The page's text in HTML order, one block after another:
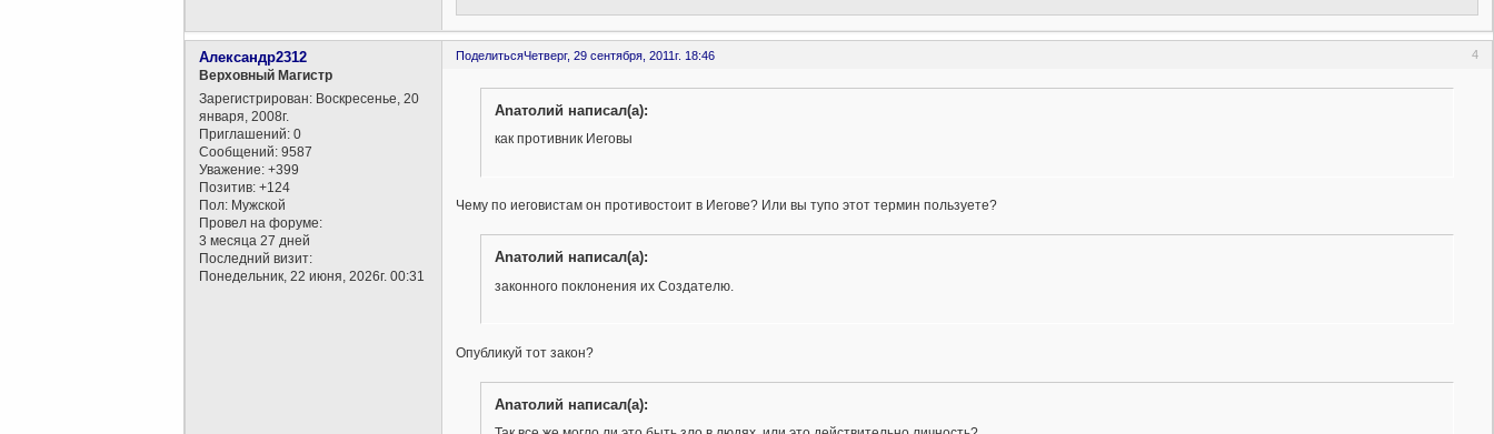
Поделиться 4
Четверг, 29 сентября, 2011г. 18:46
Александр2312
Верховный Магистр
Зарегистрирован: Воскресенье, 20
января, 2008г.
Приглашений: 0
Сообщений: 9587
Уважение: +399
Позитив: +124
Пол: Мужской
Провел на форуме:
3 месяца 27 дней
Последний визит:
Понедельник, 22 июня, 2026г. 00:31
Anaтолий написал(а):
как противник Иеговы
Чему по иеговистам он противостоит в Иегове? Или вы тупо этот термин пользуете?
Anaтолий написал(а):
законного поклонения их Создателю.
Опубликуй тот закон?
Anaтолий написал(а):